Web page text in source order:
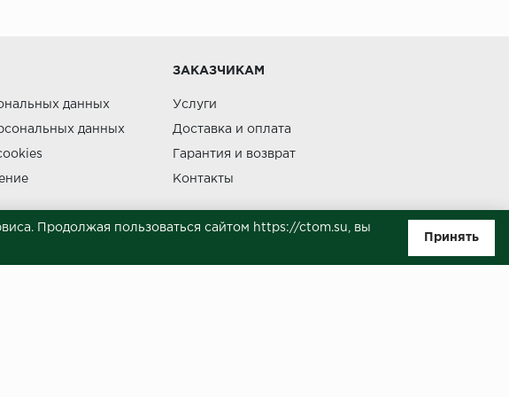
данных
данных
ЗАКАЗЧИКАМ
Услуги
Доставка и оплата
Гарантия и возврат
Контакты
Продолжая пользоваться сайтом https://ctom.su, вы
Принять